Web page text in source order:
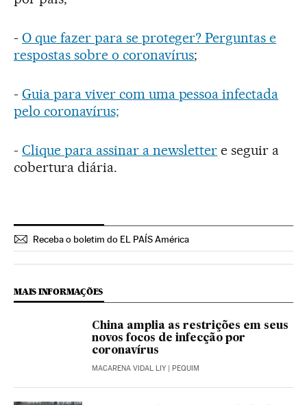
- O que fazer para se proteger? Perguntas e
respostas sobre o coronavírus;
- Guia para viver com uma pessoa infectada
pelo coronavírus;
- Clique para assinar a newsletter e seguir a
cobertura diária.
Receba o boletim do EL PAÍS América
MAIS INFORMAÇÕES
China amplia as restrições em seus
novos focos de infecção por
coronavírus
MACARENA VIDAL LIY | PEQUIM